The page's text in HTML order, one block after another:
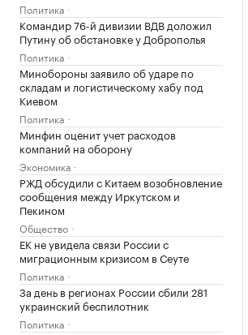
Политика
Командир 76-й дивизии ВДВ доложил
Путину об обстановке у Доброполья
Политика
Минобороны заявило об ударе по
складам и логистическому хабу под
Киевом
Политика
Минфин оценит учет расходов
компаний на оборону
Экономика
РЖД обсудили с Китаем возобновление
сообщения между Иркутском и
Пекином
Общество
ЕК не увидела связи России с
миграционным кризисом в Сеуте
Политика
За день в регионах России сбили 281
украинский беспилотник
Политика